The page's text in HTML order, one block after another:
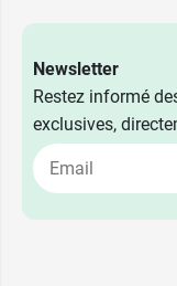
Newsletter
Restez informé
exclusives,